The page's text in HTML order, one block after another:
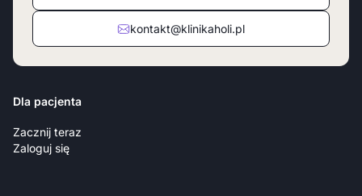
kontakt@klinikaholi.pl
Dla pacjenta
Zacznij teraz
Zaloguj się